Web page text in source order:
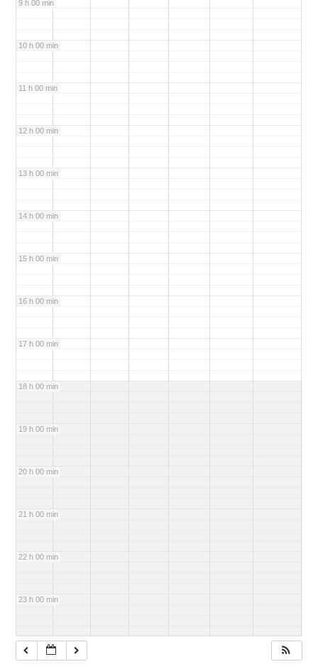
9 h 00 min
10 h 00 min
11 h 00 min
12 h 00 min
13 h 00 min
14 h 00 min
15 h 00 min
16 h 00 min
17 h 00 min
18 h 00 min
19 h 00 min
20 h 00 min
21 h 00 min
22 h 00 min
23 h 00 min